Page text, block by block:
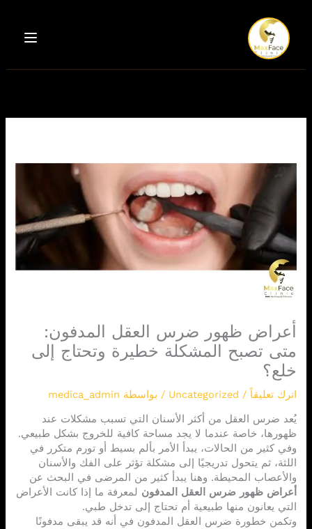
المحتوى
أعراض ظهور ضرس العقل المدفون:
متى تصبح المشكلة خطيرة وتحتاج إلى
خلع؟
اترك تعليقاً /
Uncategorized / بواسطة medica_admin
يُعد ضرس العقل من أكثر الأسنان التي تسبب مشكلات عند
ظهورها، خاصة عندما لا يجد مساحة كافية للخروج بشكل طبيعي.
وفي كثير من الحالات، يبدأ الأمر بألم بسيط أو تورم متكرر في
اللثة، ثم يتحول تدريجيًا إلى مشكلة تؤثر على الفك والأسنان
والأعصاب المحيطة. وهنا يبدأ كثير من المرضى في البحث عن
أعراض ظهور ضرس العقل المدفون لمعرفة ما إذا كانت الأعراض
التي يعانون منها طبيعية أم تحتاج إلى تدخل طبي.
وتكمن خطورة ضرس العقل المدفون في أنه قد يبقى مدفونًا